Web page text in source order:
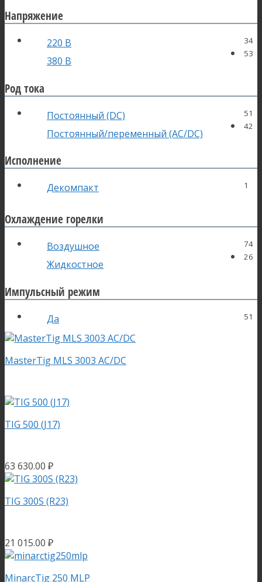
Напряжение
220 В 34
380 В
53
Род тока
Постоянный (DC) 51
Постоянный/переменный (AC/DC)
42
Исполнение
Декомпакт 1
Охлаждение горелки
Воздушное 74
Жидкостное
26
Импульсный режим
Да 51
MasterTig MLS 3003 AC/DC
TIG 500 (J17)
63 630.00 ₽
TIG 300S (R23)
21 015.00 ₽
MinarcTig 250 MLP